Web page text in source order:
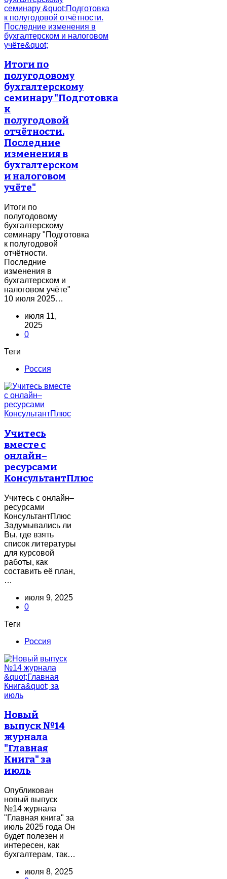
Итоги по
полугодовому
бухгалтерскому
семинару "Подготовка
к
полугодовой
отчётности.
Последние
изменения в
бухгалтерском
и налоговом
учёте"
Итоги по
полугодовому
бухгалтерскому
семинару "Подготовка
к полугодовой
отчётности.
Последние
изменения в
бухгалтерском и
налоговом учёте"
10 июля 2025…
июля 11,
2025
0
Теги
Россия
Учитесь
вместе с
онлайн–
ресурсами
КонсультантПлюс
Учитесь с онлайн–
ресурсами
КонсультантПлюс
Задумывались ли
Вы, где взять
список литературы
для курсовой
работы, как
составить её план,
…
июля 9, 2025
0
Теги
Россия
Новый
выпуск №14
журнала
"Главная
Книга" за
июль
Опубликован
новый выпуск
№14 журнала
"Главная книга" за
июль 2025 года Он
будет полезен и
интересен, как
бухгалтерам, так…
июля 8, 2025